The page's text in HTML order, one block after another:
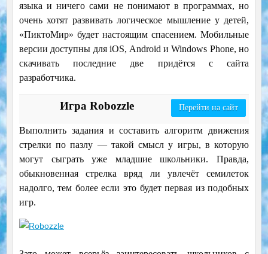
языка и ничего сами не понимают в программах, но
очень хотят развивать логическое мышление у детей,
«ПиктоМир» будет настоящим спасением. Мобильные
версии доступны для iOS, Android и Windows Phone, но
скачивать последние две придётся с сайта
разработчика.
Игра Robozzle Перейти на сайт
Выполнить задания и составить алгоритм движения
стрелки по пазлу — такой смысл у игры, в которую
могут сыграть уже младшие школьники. Правда,
обыкновенная стрелка вряд ли увлечёт семилеток
надолго, тем более если это будет первая из подобных
игр.